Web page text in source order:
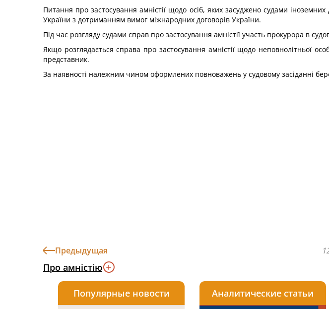
Питання про застосування амністії щодо осіб, яких засуджено судами
України з дотриманням вимог міжнародних договорів України.
Під час розгляду судами справ про застосування амністії участь прокурора в
Якщо розглядається справа про застосування амністії щодо неповнолітньої
представник.
За наявності належним чином оформлених повноважень у судовому засіданні
Предыдущая
Про амністію
Популярные новости Аналитические статьи